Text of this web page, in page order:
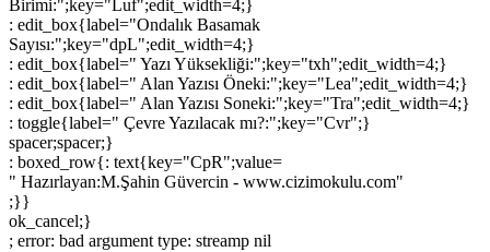
Birimi:";key="Luf";edit_width=4;}
: edit_box{label="Ondalık Basamak
Sayısı:";key="dpL";edit_width=4;}
: edit_box{label=" Yazı Yüksekliği:";key="txh";edit_width=4;}
: edit_box{label=" Alan Yazısı Öneki:";key="Lea";edit_width=4;}
: edit_box{label=" Alan Yazısı Soneki:";key="Tra";edit_width=4;}
: toggle{label=" Çevre Yazılacak mı?:";key="Cvr";}
spacer;spacer;}
: boxed_row{: text{key="CpR";value=
" Hazırlayan:M.Şahin Güvercin - www.cizimokulu.com"
;}}
ok_cancel;}
; error: bad argument type: streamp nil